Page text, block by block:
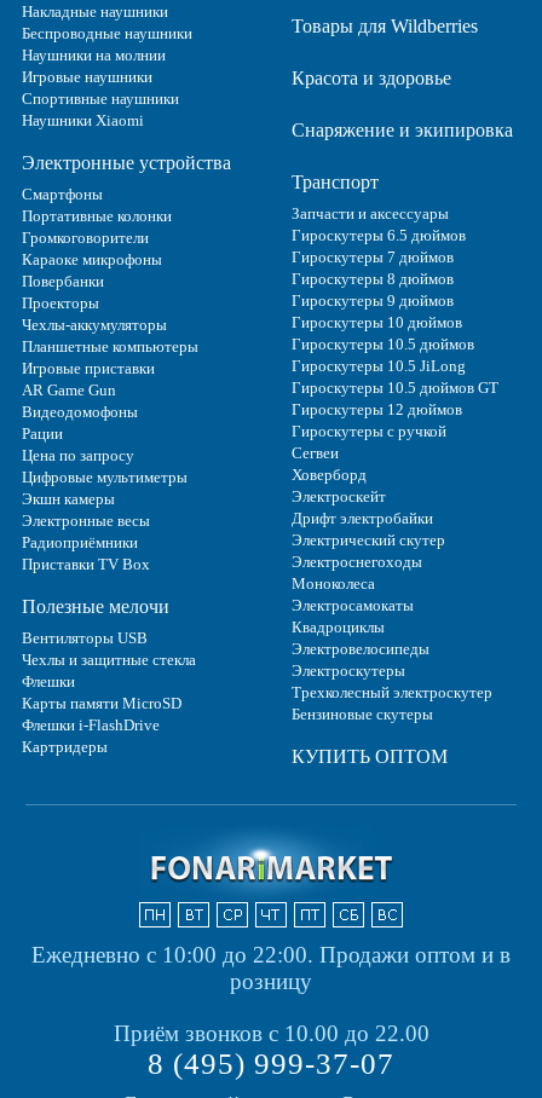
Накладные наушники
Беспроводные наушники
Наушники на молнии
Игровые наушники
Спортивные наушники
Наушники Xiaomi
Электронные устройства
Смартфоны
Портативные колонки
Громкоговорители
Караоке микрофоны
Повербанки
Проекторы
Чехлы-аккумуляторы
Планшетные компьютеры
Игровые приставки
AR Game Gun
Видеодомофоны
Рации
Цена по запросу
Цифровые мультиметры
Экшн камеры
Электронные весы
Радиоприёмники
Приставки TV Box
Полезные мелочи
Вентиляторы USB
Чехлы и защитные стекла
Флешки
Карты памяти MicroSD
Флешки i-FlashDrive
Картридеры
Товары для Wildberries
Красота и здоровье
Снаряжение и экипировка
Транспорт
Запчасти и аксессуары
Гироскутеры 6.5 дюймов
Гироскутеры 7 дюймов
Гироскутеры 8 дюймов
Гироскутеры 9 дюймов
Гироскутеры 10 дюймов
Гироскутеры 10.5 дюймов
Гироскутеры 10.5 JiLong
Гироскутеры 10.5 дюймов GT
Гироскутеры 12 дюймов
Гироскутеры с ручкой
Сегвеи
Ховерборд
Электроскейт
Дрифт электробайки
Электрический скутер
Электроснегоходы
Моноколеса
Электросамокаты
Квадроциклы
Электровелосипеды
Электроскутеры
Трехколесный электроскутер
Бензиновые скутеры
КУПИТЬ ОПТОМ
Ежедневно с 10:00 до 22:00. Продажи оптом и в
розницу
Приём звонков с 10.00 до 22.00
8 (495) 999-37-07